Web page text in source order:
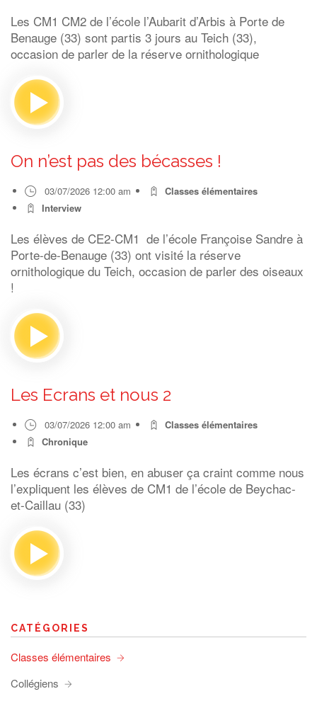
Les CM1 CM2 de l’école l’Aubarit d’Arbis à Porte de
Benauge (33) sont partis 3 jours au Teich (33),
occasion de parler de la réserve ornithologique
On n’est pas des bécasses !
03/07/2026 12:00 am
Classes élémentaires
Interview
Les élèves de CE2-CM1 de l’école Françoise Sandre à
Porte-de-Benauge (33) ont visité la réserve
ornithologique du Teich, occasion de parler des oiseaux
!
Les Ecrans et nous 2
03/07/2026 12:00 am
Classes élémentaires
Chronique
Les écrans c’est bien, en abuser ça craint comme nous
l’expliquent les élèves de CM1 de l’école de Beychac-
et-Caillau (33)
CATÉGORIES
Classes élémentaires
Collégiens